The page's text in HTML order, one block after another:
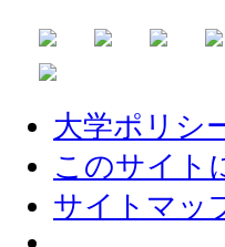
大学ポリシ
このサイト
サイトマッ